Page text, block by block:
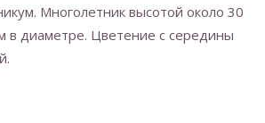
Многолетник высотой около 30
в диаметре. Цветение с середины